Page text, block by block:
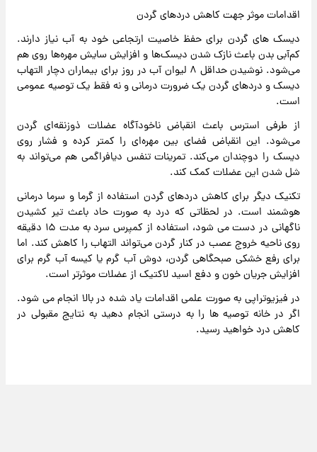
اقدامات موثر جهت کاهش دردهای گردن
دیسک های گردن برای حفظ خاصیت ارتجاعی خود به آب نیاز دارند.
کم‌آبی بدن باعث نازک شدن دیسک‌ها و افزایش سایش مهره‌ها روی هم
می‌شود. نوشیدن حداقل ۸ لیوان آب در روز برای بیماران دچار التهاب
دیسک و دردهای گردن یک ضرورت درمانی و نه فقط یک توصیه عمومی
است.
از طرفی استرس باعث انقباض ناخودآگاه عضلات ذوزنقه‌ای گردن
می‌شود. این انقباض فضای بین مهره‌ای را کمتر کرده و فشار روی
دیسک را دوچندان می‌کند. تمرینات تنفس دیافراگمی هم می‌تواند به
شل شدن این عضلات کمک کند.
تکنیک دیگر برای کاهش دردهای گردن استفاده از گرما و سرما درمانی
هوشمند است. در لحظاتی که درد به صورت حاد باعث تیر کشیدن
ناگهانی در دست می شود، استفاده از کمپرس سرد به مدت ۱۵ دقیقه
روی ناحیه خروج عصب در کنار گردن می‌تواند التهاب را کاهش کند. اما
برای رفع خشکی صبحگاهی گردن، دوش آب گرم یا کیسه آب گرم برای
افزایش جریان خون و دفع اسید لاکتیک از عضلات موثرتر است.
در فیزیوتراپی به صورت علمی اقدامات یاد شده در بالا انجام می شود.
اگر در خانه توصیه ها را به درستی انجام دهید به نتایج مقبولی در
کاهش درد خواهید رسید.